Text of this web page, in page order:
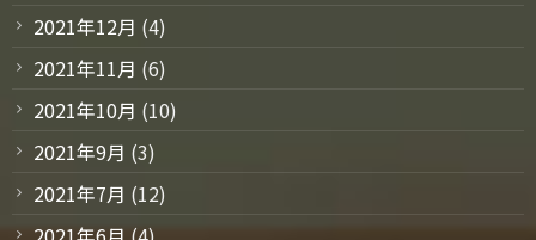
2021年12月 (4)
2021年11月 (6)
2021年10月 (10)
2021年9月 (3)
2021年7月 (12)